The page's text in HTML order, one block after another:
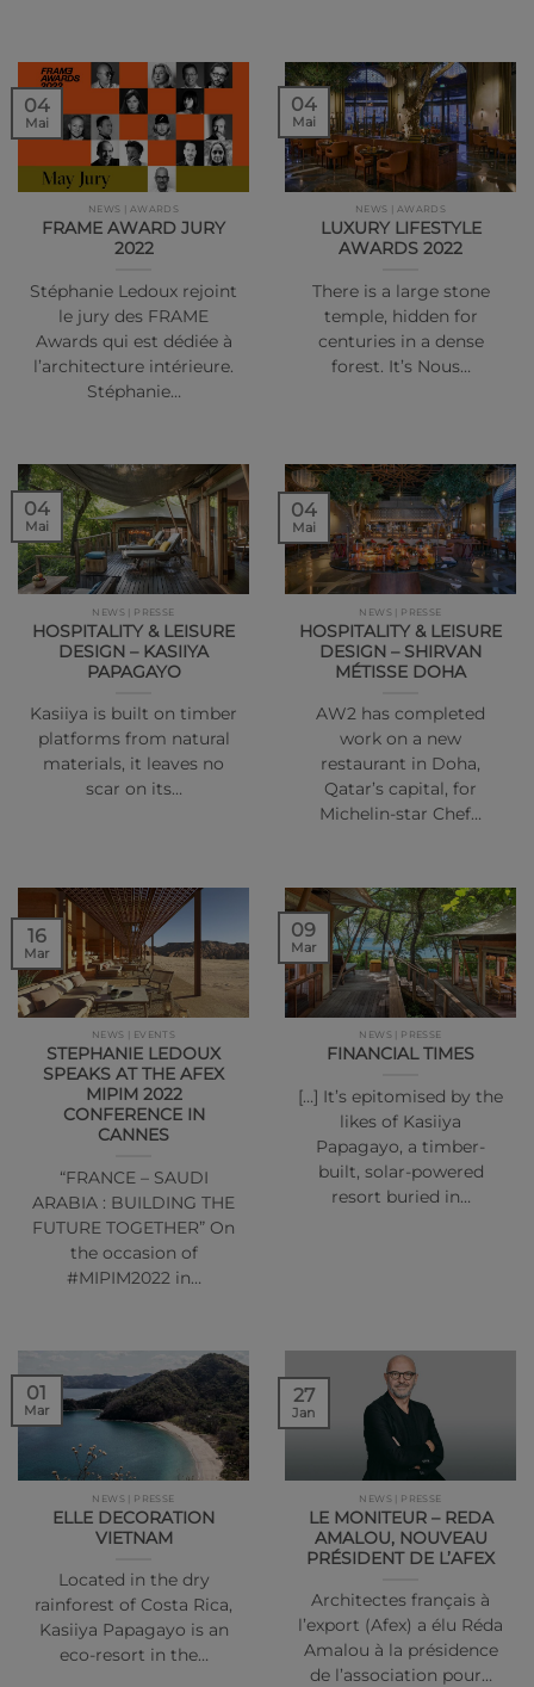
NEWS | AWARDS
FRAME AWARD JURY
2022
Stéphanie Ledoux rejoint
le jury des FRAME
Awards qui est dédiée à
l’architecture intérieure.
Stéphanie…
04
Mai
NEWS | AWARDS
LUXURY LIFESTYLE
AWARDS 2022
There is a large stone
temple, hidden for
centuries in a dense
forest. It’s Nous…
04
Mai
NEWS | PRESSE
HOSPITALITY & LEISURE
DESIGN – KASIIYA
PAPAGAYO
Kasiiya is built on timber
platforms from natural
materials, it leaves no
scar on its…
04
Mai
NEWS | PRESSE
HOSPITALITY & LEISURE
DESIGN – SHIRVAN
MÉTISSE DOHA
AW2 has completed
work on a new
restaurant in Doha,
Qatar’s capital, for
Michelin-star Chef…
04
Mai
NEWS | EVENTS
STEPHANIE LEDOUX
SPEAKS AT THE AFEX
MIPIM 2022
CONFERENCE IN
CANNES
“FRANCE – SAUDI
ARABIA : BUILDING THE
FUTURE TOGETHER” On
the occasion of
#MIPIM2022 in…
16
Mar
NEWS | PRESSE
FINANCIAL TIMES
[…] It’s epitomised by the
likes of Kasiiya
Papagayo, a timber-
built, solar-powered
resort buried in…
09
Mar
NEWS | PRESSE
ELLE DECORATION
VIETNAM
Located in the dry
rainforest of Costa Rica,
Kasiiya Papagayo is an
eco-resort in the…
01
Mar
NEWS | PRESSE
LE MONITEUR – REDA
AMALOU, NOUVEAU
PRÉSIDENT DE L’AFEX
Architectes français à
l’export (Afex) a élu Réda
Amalou à la présidence
de l’association pour…
27
Jan